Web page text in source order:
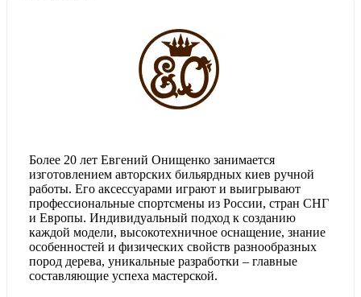
Более 20 лет Евгений Онищенко занимается
изготовлением авторских бильярдных киев ручной
работы. Его аксессуарами играют и выигрывают
профессиональные спортсмены из России, стран СНГ
и Европы. Индивидуальный подход к созданию
каждой модели, высокотехничное оснащение, знание
особенностей и физических свойств разнообразных
пород дерева, уникальные разработки – главные
составляющие успеха мастерской.